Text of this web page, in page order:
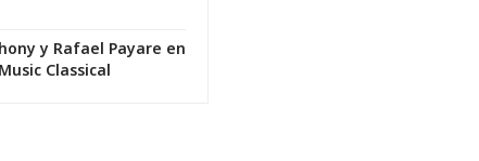
y Rafael Payare en
Classical